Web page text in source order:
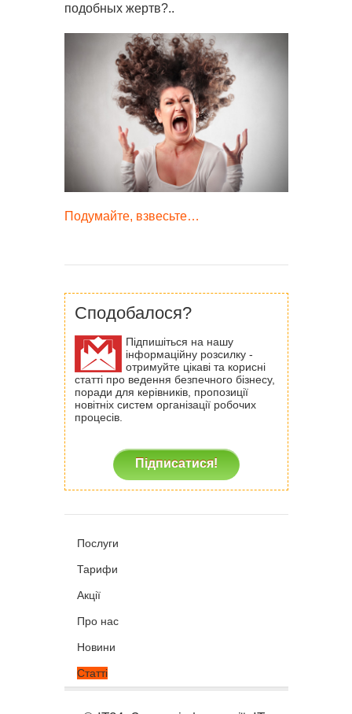
подобных жертв?..
Подумайте, взвесьте…
Сподобалося?
Підпишіться на нашу
інформаційну розсилку -
отримуйте цікаві та корисні
статті про ведення безпечного бізнесу,
поради для керівників, пропозиції
новітніх систем організації робочих
процесів.
Підписатися!
Послуги
Тарифи
Акції
Про нас
Новини
Статті